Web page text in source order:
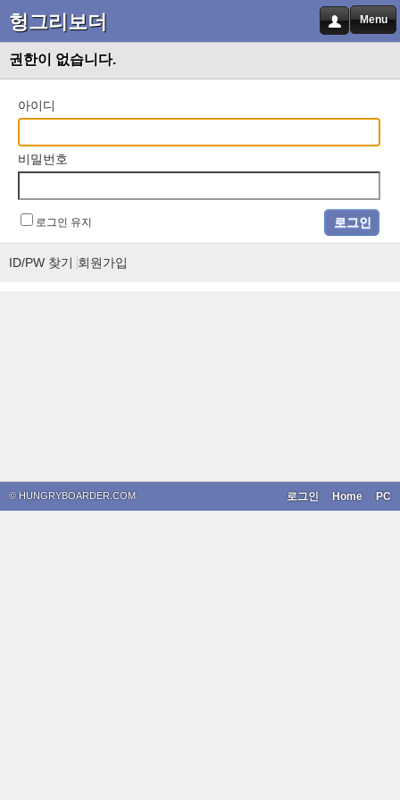
헝그리보더 Menu
권한이 없습니다.
아이디
비밀번호
로그인 유지
ID/PW 찾기 회원가입
© HUNGRYBOARDER.COM PC
Home
로그인